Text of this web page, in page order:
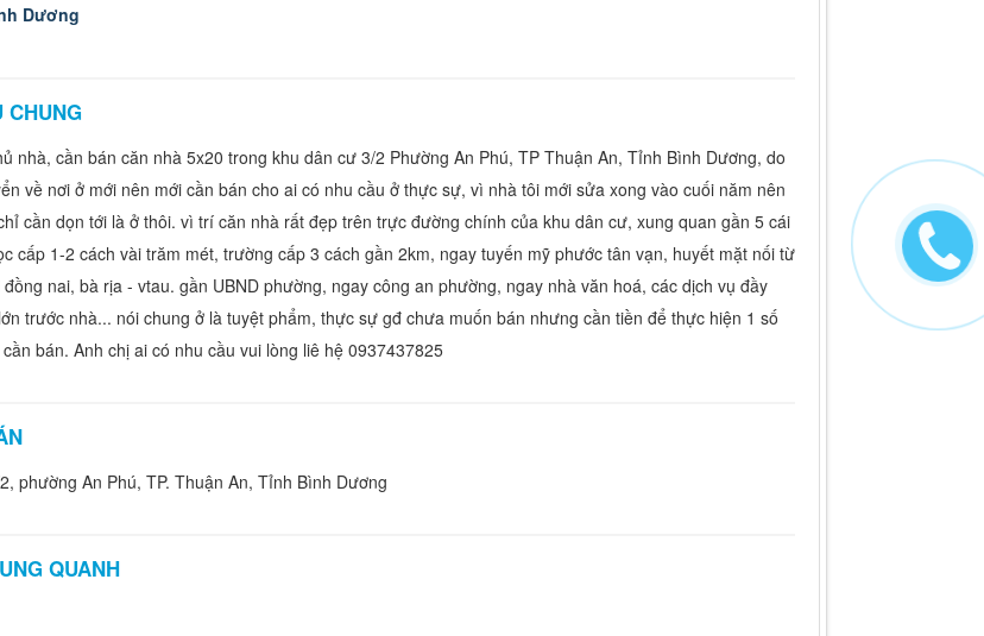
Dương
CHUNG
nhà, cần bán căn nhà 5x20 trong khu dân cư 3/2 Phường An Phú, TP Thuận An, Tỉnh Bình Dương, do
về nơi ở mới nên mới cần bán cho ai có nhu cầu ở thực sự, vì nhà tôi mới sửa xong vào cuối năm nên
cần dọn tới là ở thôi. vì trí căn nhà rất đẹp trên trực đường chính của khu dân cư, xung quan gần 5 cái
cấp 1-2 cách vài trăm mét, trường cấp 3 cách gần 2km, ngay tuyến mỹ phước tân vạn, huyết mặt nối từ
nai, bà rịa - vtau. gần UBND phường, ngay công an phường, ngay nhà văn hoá, các dịch vụ đầy
trước nhà... nói chung ở là tuyệt phẩm, thực sự gđ chưa muốn bán nhưng cần tiền để thực hiện 1 số
bán. Anh chị ai có nhu cầu vui lòng liê hệ 0937437825
phường An Phú, TP. Thuận An, Tỉnh Bình Dương
QUANH